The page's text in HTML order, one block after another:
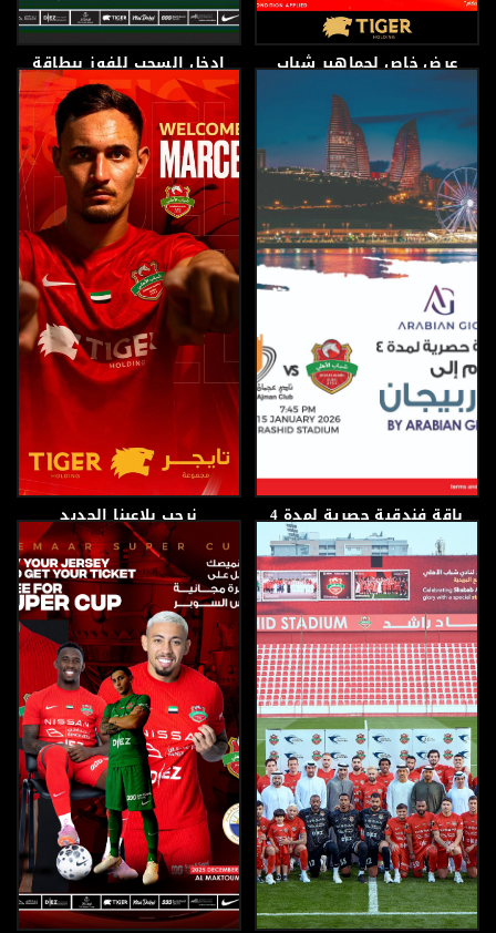
عرض خاص لجماهير شباب
الأهلي
20 يناير، 2026
ادخل السحب للفوز ببطاقة
VIP موسمية
14 يناير، 2026
باقة فندقية حصرية لمدة 4
أيام إلى أذربيجان
14 يناير، 2026
نرحب بلاعبنا الجديد
المهاجم جواو مارسيلو
5 يناير، 2026